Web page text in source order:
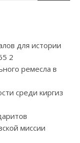
для истории
2
ремесла в
среди киргиз
миссии